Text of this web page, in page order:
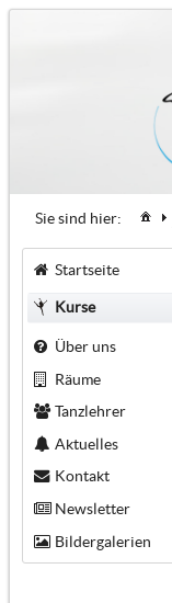
Sie sind hier:
Startseite
Kurse
Über uns
Räume
Tanzlehrer
Aktuelles
Kontakt
Newsletter
Bildergalerien